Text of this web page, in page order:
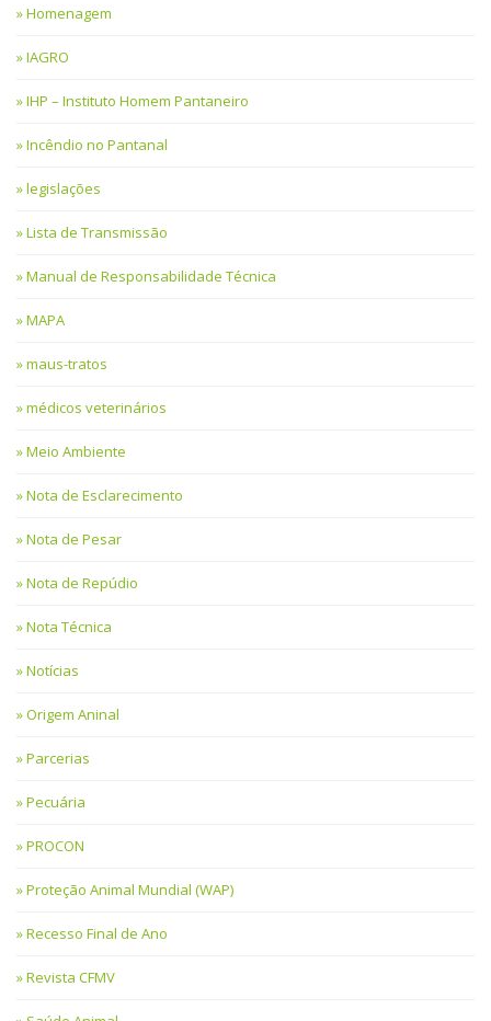
Homenagem
IAGRO
IHP – Instituto Homem Pantaneiro
Incêndio no Pantanal
legislações
Lista de Transmissão
Manual de Responsabilidade Técnica
MAPA
maus-tratos
médicos veterinários
Meio Ambiente
Nota de Esclarecimento
Nota de Pesar
Nota de Repúdio
Nota Técnica
Notícias
Origem Aninal
Parcerias
Pecuária
PROCON
Proteção Animal Mundial (WAP)
Recesso Final de Ano
Revista CFMV